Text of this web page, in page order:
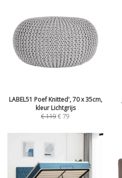
LABEL51 Poef Knitted', 70 x 35cm,
kleur Lichtgrijs
€119€79